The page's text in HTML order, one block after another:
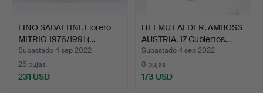
LINO SABATTINI. Florero
MITRIO 1976/1991 (…
Subastado 4 sep 2022
25 pujas
231 USD
HELMUT ALDER, AMBOSS
AUSTRIA. 17 Cubiertos…
Subastado 4 sep 2022
8 pujas
173 USD